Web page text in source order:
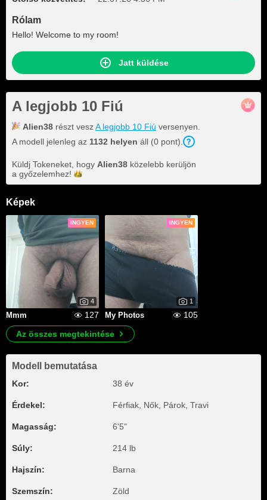
Rólam
Hello! Welcome to my room!
Jatt küldése
A legjobb 10 Fiú
Alien38 részt veszA legjobb 10 Fiú versenyen.
A modell jelenleg az 1132 helyen áll (0 pont).
Küldj Tokeneket, hogy Alien38 közelebb kerüljön
a győzelemhez!
Képek
INGYEN
4
Mmm 127
INGYEN
1
My Photos
105
Az összes megtekintése
Modell bemutatása
Kor: 38 év
Érdekel: Férfiak, Nők, Párok, Travi
Magasság: 6'5"
Súly: 214 lb
Hajszín: Barna
Szemszín: Zöld